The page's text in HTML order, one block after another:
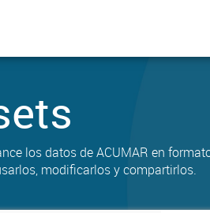
los datos de ACUMAR en
modificarlos y compartirlos.